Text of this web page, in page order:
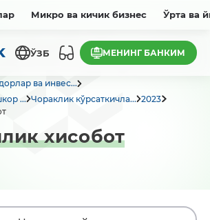
Микро ва кичик бизнес Ўрта ва
ЎЗБ МЕНИНГ БАНКИМ
ва инвес...
... Чораклик кўрсаткичла... 2023
хисобот